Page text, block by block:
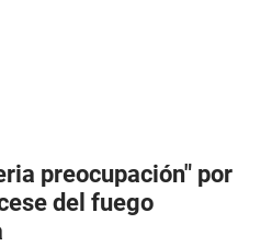
preocupación" por
del fuego